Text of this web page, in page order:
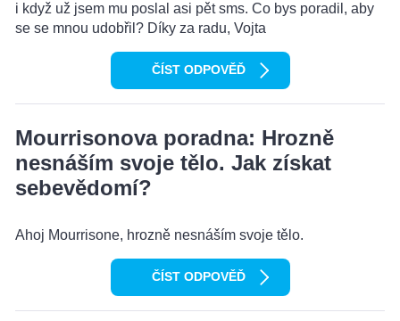
i když už jsem mu poslal asi pět sms. Co bys poradil, aby
se se mnou udobřil? Díky za radu, Vojta
ČÍST ODPOVĚĎ
Mourrisonova poradna: Hrozně
nesnáším svoje tělo. Jak získat
sebevědomí?
Ahoj Mourrisone, hrozně nesnáším svoje tělo.
ČÍST ODPOVĚĎ